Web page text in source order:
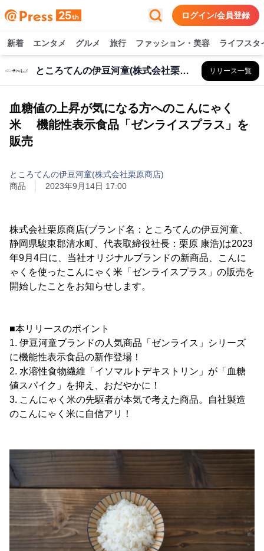
ログイン/会員登録
新着 エンタメ グルメ 旅行 ファッション・美容 ライフスタ
ところてんの伊豆河童(株式会社栗原商店) リリース一覧
血糖値の上昇が気になる方へのこんにゃく
米 機能性表示食品「ゼンライスプラス」を
販売
ところてんの伊豆河童(株式会社栗原商店)
商品
2023年9月14日 17:00
株式会社栗原商店(ブランド名：ところてんの伊豆河童、
静岡県駿東郡清水町、代表取締役社長：栗原 康浩)は2023
年9月4日に、当社オリジナルブランドの新商品、こんに
ゃくを使ったこんにゃく米「ゼンライスプラス」の販売を
開始したことをお知らせします。
■本リリースのポイント
1. 伊豆河童ブランドの人気商品「ゼンライス」シリーズ
に機能性表示食品の新作登場！
2. 水溶性食物繊維「イソマルトデキストリン」が「血糖
値スパイク」を抑え、おだやかに！
3. こんにゃく米の先駆者が本気で考えた商品。自社製造
のこんにゃく米に自信アリ！